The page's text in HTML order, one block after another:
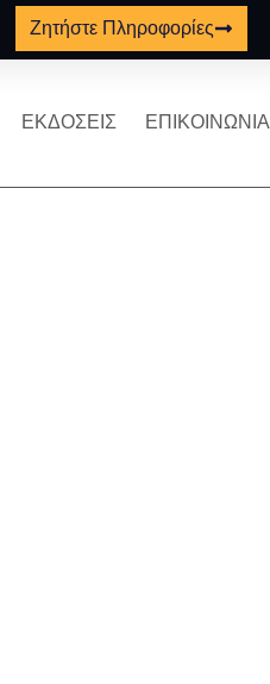
Ζητήστε Πληροφορίες
ΕΚΔΟΣΕΙΣ ΕΠΙΚΟΙΝΩΝΙΑ